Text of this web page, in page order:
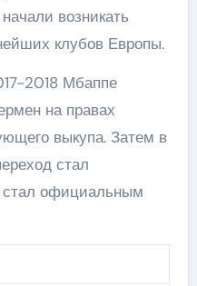
возникать
клубов Европы.
2018 Мбаппе
на правах
выкупа. Затем в
стал
официальным